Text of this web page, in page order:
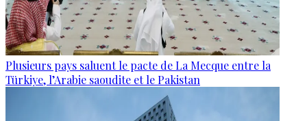
Plusieurs pays saluent le pacte de La Mecque entre la
Türkiye, l’Arabie saoudite et le Pakistan